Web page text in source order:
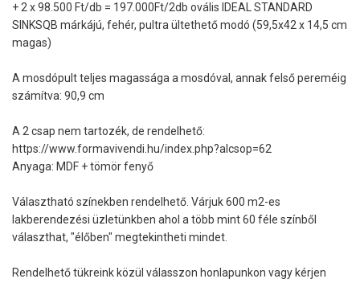
+ 2 x 98.500 Ft/db = 197.000Ft/2db ovális IDEAL STANDARD
SINKSQB márkájú, fehér, pultra ültethető modó (59,5x42 x 14,5 cm
magas)
A mosdópult teljes magassága a mosdóval, annak felső pereméig
számítva: 90,9 cm
A 2 csap nem tartozék, de rendelhető:
https://www.formavivendi.hu/index.php?alcsop=62
Anyaga: MDF + tömör fenyő
Választható színekben rendelhető. Várjuk 600 m2-es
lakberendezési üzletünkben ahol a több mint 60 féle színből
választhat, "élőben" megtekintheti mindet.
Rendelhető tükreink közül válasszon honlapunkon vagy kérjen